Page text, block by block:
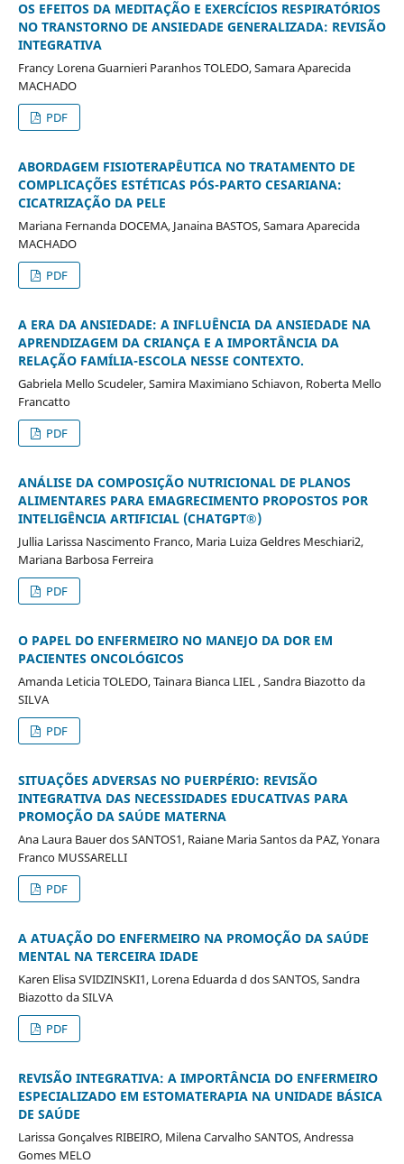
OS EFEITOS DA MEDITAÇÃO E EXERCÍCIOS RESPIRATÓRIOS
NO TRANSTORNO DE ANSIEDADE GENERALIZADA: REVISÃO
INTEGRATIVA
Francy Lorena Guarnieri Paranhos TOLEDO, Samara Aparecida
MACHADO
PDF
ABORDAGEM FISIOTERAPÊUTICA NO TRATAMENTO DE
COMPLICAÇÕES ESTÉTICAS PÓS-PARTO CESARIANA:
CICATRIZAÇÃO DA PELE
Mariana Fernanda DOCEMA, Janaina BASTOS, Samara Aparecida
MACHADO
PDF
A ERA DA ANSIEDADE: A INFLUÊNCIA DA ANSIEDADE NA
APRENDIZAGEM DA CRIANÇA E A IMPORTÂNCIA DA
RELAÇÃO FAMÍLIA-ESCOLA NESSE CONTEXTO.
Gabriela Mello Scudeler, Samira Maximiano Schiavon, Roberta Mello
Francatto
PDF
ANÁLISE DA COMPOSIÇÃO NUTRICIONAL DE PLANOS
ALIMENTARES PARA EMAGRECIMENTO PROPOSTOS POR
INTELIGÊNCIA ARTIFICIAL (CHATGPT®)
Jullia Larissa Nascimento Franco, Maria Luiza Geldres Meschiari2,
Mariana Barbosa Ferreira
PDF
O PAPEL DO ENFERMEIRO NO MANEJO DA DOR EM
PACIENTES ONCOLÓGICOS
Amanda Leticia TOLEDO, Tainara Bianca LIEL , Sandra Biazotto da
SILVA
PDF
SITUAÇÕES ADVERSAS NO PUERPÉRIO: REVISÃO
INTEGRATIVA DAS NECESSIDADES EDUCATIVAS PARA
PROMOÇÃO DA SAÚDE MATERNA
Ana Laura Bauer dos SANTOS1, Raiane Maria Santos da PAZ, Yonara
Franco MUSSARELLI
PDF
A ATUAÇÃO DO ENFERMEIRO NA PROMOÇÃO DA SAÚDE
MENTAL NA TERCEIRA IDADE
Karen Elisa SVIDZINSKI1, Lorena Eduarda d dos SANTOS, Sandra
Biazotto da SILVA
PDF
REVISÃO INTEGRATIVA: A IMPORTÂNCIA DO ENFERMEIRO
ESPECIALIZADO EM ESTOMATERAPIA NA UNIDADE BÁSICA
DE SAÚDE
Larissa Gonçalves RIBEIRO, Milena Carvalho SANTOS, Andressa
Gomes MELO